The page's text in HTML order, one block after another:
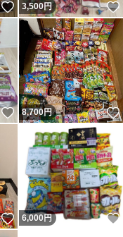
いいね！
3,500円
いいね！
8,700円
いいね！
6,000 円